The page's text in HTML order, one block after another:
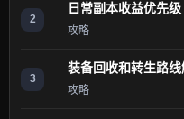
2
日常副本收益优先级
攻略
3
装备回收和转生路线
攻略